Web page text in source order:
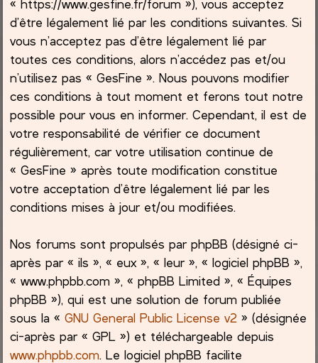
« https://www.gesfine.fr/forum »), vous acceptez
d’être légalement lié par les conditions suivantes. Si
vous n’acceptez pas d’être légalement lié par
toutes ces conditions, alors n’accédez pas et/ou
n’utilisez pas « GesFine ». Nous pouvons modifier
ces conditions à tout moment et ferons tout notre
possible pour vous en informer. Cependant, il est de
votre responsabilité de vérifier ce document
régulièrement, car votre utilisation continue de
« GesFine » après toute modification constitue
votre acceptation d’être légalement lié par les
conditions mises à jour et/ou modifiées.
Nos forums sont propulsés par phpBB (désigné ci-
après par « ils », « eux », « leur », « logiciel phpBB »,
« www.phpbb.com », « phpBB Limited », « Équipes
phpBB »), qui est une solution de forum publiée
sous la «GNU General Public License v2 » (désignée
ci-après par « GPL ») et téléchargeable depuis
www.phpbb.com. Le logiciel phpBB facilite